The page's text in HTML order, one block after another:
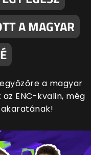
A MAGYAR
a magyar
ENC-kvalin, még